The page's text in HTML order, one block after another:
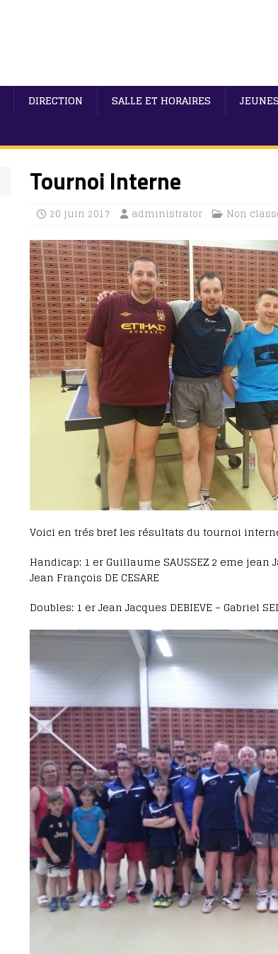
DIRECTION SALLE ET HORAIRES JEUNES
Tournoi Interne
20 juin 2017 administrator Non
Voici en trés bref les résultats du tournoi
Handicap: 1 er Guillaume SAUSSEZ 2 eme jean
Jean François DE CESARE
Doubles: 1 er Jean Jacques DEBIEVE – Gabriel